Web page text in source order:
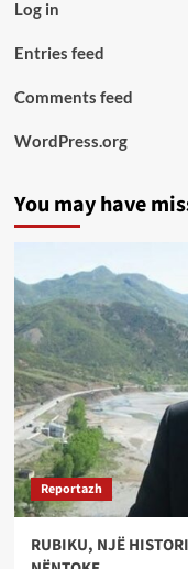
Log in
Entries feed
Comments feed
WordPress.org
You may have
Reportazh
RUBIKU, NJË